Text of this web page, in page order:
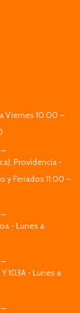
Viernes 10:00 –
Providencia -
Feriados 11:00 –
- Lunes a
103A - Lunes a